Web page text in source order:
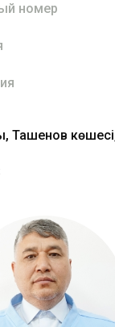
номер
Ташенов